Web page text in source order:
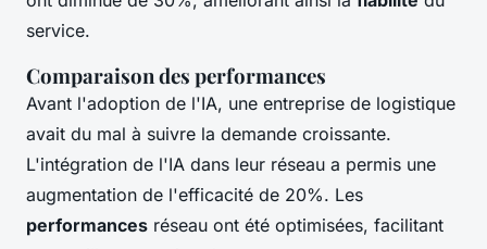
service.
Comparaison des performances
Avant l'adoption de l'IA, une entreprise de logistique
avait du mal à suivre la demande croissante.
L'intégration de l'IA dans leur réseau a permis une
augmentation de l'efficacité de 20%. Les
performances réseau ont été optimisées, facilitant